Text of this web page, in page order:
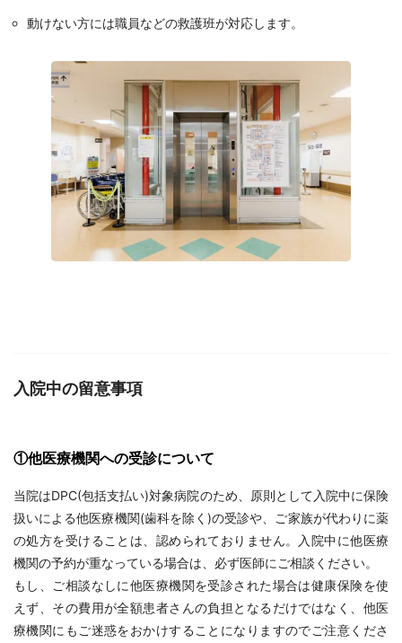
動けない方には職員などの救護班が対応します。
入院中の留意事項
①他医療機関への受診について
当院はDPC(包括支払い)対象病院のため、原則として入院中に保険
扱いによる他医療機関(歯科を除く)の受診や、ご家族が代わりに薬
の処方を受けることは、認められておりません。入院中に他医療
機関の予約が重なっている場合は、必ず医師にご相談ください。
もし、ご相談なしに他医療機関を受診された場合は健康保険を使
えず、その費用が全額患者さんの負担となるだけではなく、他医
療機関にもご迷惑をおかけすることになりますのでご注意くださ